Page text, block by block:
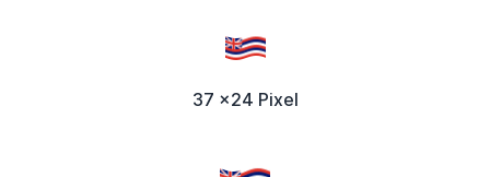
37 x24 Pixel